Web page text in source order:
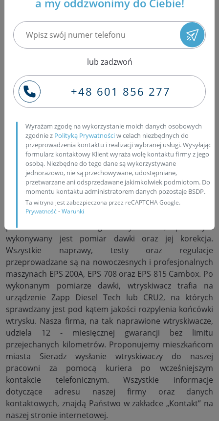
zajmującej się od wielu lat naprawą układów
w regeneracji wtryskiwaczy układów Common Rail firmy
Bosch, Delphi, Denso oraz Siemens, naprawą
pompowtryskiwaczy samochodów osobowych grupy
VW: Volkswagen, Audi, Seat i Skoda, regeneracją
pompowtrysków samochodów ciężarowych a także
pompy PLD firmy Bosch. W naszej specjalistycznej
pracowni, wtryskiwacze i pompowtryskiwacze są
rozbierane, po czym czyszczone są w myjkach
ultradźwiękowych. Uszkodzone uszczelnienia są
wymieniane na fabrycznie nowe. W przypadku, gdy
zachodzi podejrzenie uszkodzenia gniazda wtryskiwacza,
poddawany jest on dogłębnemu sprawdzeniu pod
mikroskopem cyfrowym. Gdy gniazdo wtryskiwacza
okazuje się być uszkodzone, zalecamy naszym klientom
regenerację trzeciej fazy, gdzie wymianie podlega
również gniazdo wtryskiwacza na fabrycznie nowe.
Wtryskiwacze są składane według technologii
producenta dla danego wtryskiwacza, po czym
wykonywany jest pomiar dawki oraz jej korekcja.
Wszystkie naprawy, testy oraz regulacje
przeprowadzane są na nowoczesnych i profesjonalnych
maszynach EPS 200A, EPS 708 oraz EPS 815 Cambox. Po
wykonanym pomiarze dawki, wtryskiwacz trafia na
urządzenie Zapp Diesel Tech lub CRU2, na których
sprawdzany jest pod kątem jakości rozpylenia końcówki
wtrysku. Nasza firma, na tak naprawione wtryskiwacze,
udziela 12 - miesięcznej gwarancji bez limitu
przejechanych kilometrów. Proponujemy mieszkańcom
miasta Sieradz wysłanie wtryskiwaczy do naszej
pracowni za pomocą kuriera po wcześniejszym
kontakcie telefonicznym. Wszystkie informacje
dotyczące adresu naszej firmy oraz danych
kontaktowych, znajdą Państwo w zakładce „Kontakt” na
naszej stronie internetowej.
a my oddzwonimy do Ciebie!
lub zadzwoń
+48 601 856 277
Wyrażam zgodę na wykorzystanie moich danych osobowych
zgodnie z Polityką Prywatnościw celach niezbędnych do
przeprowadzenia kontaktu i realizacji wybranej usługi. Wysyłając
formularz kontaktowy Klient wyraża wolę kontaktu firmy z jego
osobą. Niezbędne do tego dane są wykorzystywane
jednorazowo, nie są przechowywane, udostępniane,
przetwarzane ani odsprzedawane jakimkolwiek podmiotom. Do
momentu kontaktu administratorem danych pozostaje BSDP.
Ta witryna jest zabezpieczona przez reCAPTCHA Google.
Prywatność-Warunki